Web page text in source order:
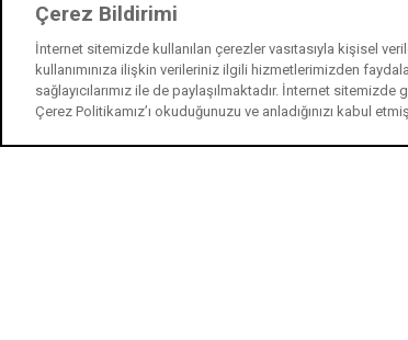
Çerez Bildirimi
İnternet sitemizde kullanılan çerezler vasıtasıyla kişisel
kullanımınıza ilişkin verileriniz ilgili hizmetlerimizden
sağlayıcılarımız ile de paylaşılmaktadır. İnternet
Çerez Politikamız’ı okuduğunuzu ve anladığınızı kabul